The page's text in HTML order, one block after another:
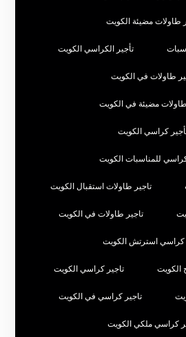
طاولات مضيئة الكويت
تأجير الكراسي الكويت
طاولات في الكويت
طاولات مضيئة في الكويت
كراسي الكويت
للمناسبات الكويت
تاجير طاولات استقبال الكويت
تاجير طاولات في الكويت
كراسي استرتش الكويت
الكويت تاجير كراسي الكويت
تاجير كراسي في الكويت
كراسي ملكي الكويت